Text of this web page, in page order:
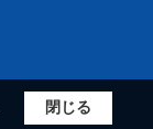
閉じる